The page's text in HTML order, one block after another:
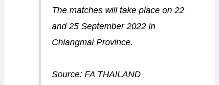
The matches will take place on 22
and 25 September 2022 in
Chiangmai Province.
Source: FA THAILAND